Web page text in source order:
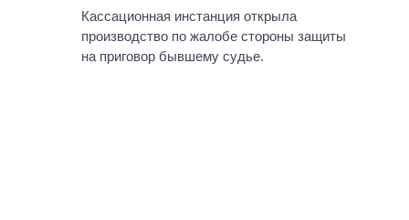
КАБИНЕТ МИНИСТРОВ
ГЛАВЫ ОБЛАДМИНИСТРАЦИЙ
ПОДДЕРЖАТЬ
СРАВНЕНИЕ ПОЛИТИКОВ
Кассационная инстанция открыла
производство по жалобе стороны защиты
на приговор бывшему судье.